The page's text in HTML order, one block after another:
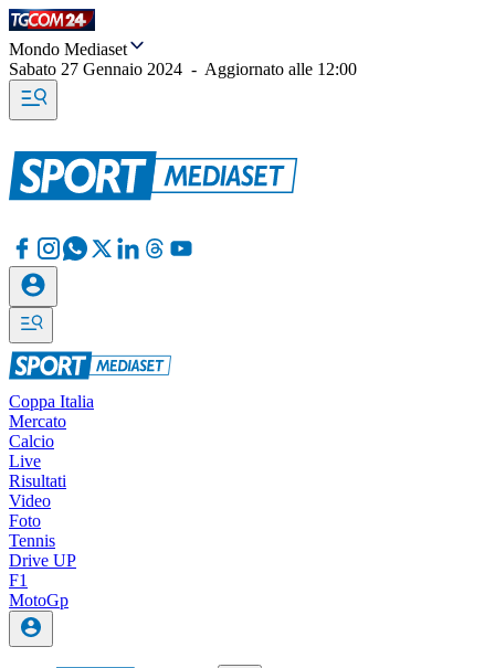
Mondo Mediaset
Sabato 27 Gennaio 2024 - Aggiornato alle 12:00
Coppa Italia
Mercato
Calcio
Live
Risultati
Video
Foto
Tennis
Drive UP
F1
MotoGp